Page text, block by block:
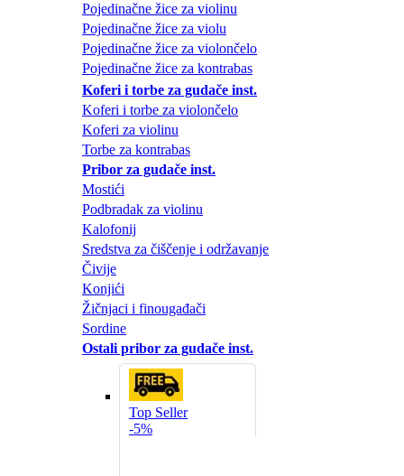
Pojedinačne žice za violinu
Pojedinačne žice za violu
Pojedinačne žice za violončelo
Pojedinačne žice za kontrabas
Koferi i torbe za gudače inst.
Koferi i torbe za violončelo
Koferi za violinu
Torbe za kontrabas
Pribor za gudače inst.
Mostići
Podbradak za violinu
Kalofonij
Sredstva za čiščenje i održavanje
Čivije
Konjići
Žičnjaci i finougađači
Sordine
Ostali pribor za gudače inst.
Top Seller
-5%